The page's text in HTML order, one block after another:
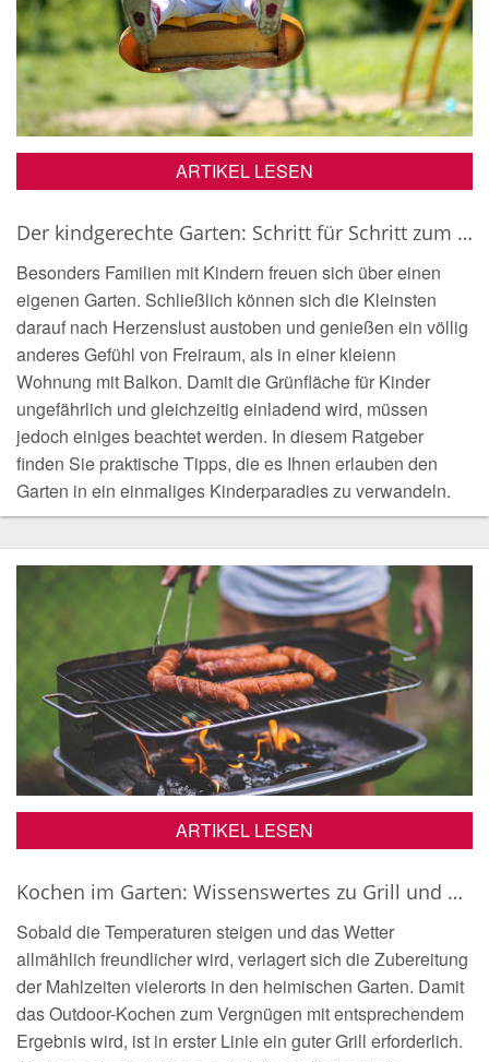
ARTIKEL LESEN
Der kindgerechte Garten: Schritt für Schritt zum Kinderparadies
Besonders Familien mit Kindern freuen sich über einen
eigenen Garten. Schließlich können sich die Kleinsten
darauf nach Herzenslust austoben und genießen ein völlig
anderes Gefühl von Freiraum, als in einer kleienn
Wohnung mit Balkon. Damit die Grünfläche für Kinder
ungefährlich und gleichzeitig einladend wird, müssen
jedoch einiges beachtet werden. In diesem Ratgeber
finden Sie praktische Tipps, die es Ihnen erlauben den
Garten in ein einmaliges Kinderparadies zu verwandeln.
ARTIKEL LESEN
Kochen im Garten: Wissenswertes zu Grill und Zubehör
Sobald die Temperaturen steigen und das Wetter
allmählich freundlicher wird, verlagert sich die Zubereitung
der Mahlzeiten vielerorts in den heimischen Garten. Damit
das Outdoor-Kochen zum Vergnügen mit entsprechendem
Ergebnis wird, ist in erster Linie ein guter Grill erforderlich.